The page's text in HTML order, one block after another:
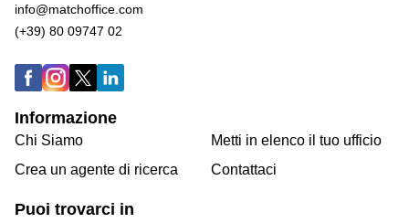
info@matchoffice.com
(+39) 80 09747 02
Informazione
Chi Siamo
Crea un agente di ricerca
Metti in elenco il tuo ufficio
Contattaci
Puoi trovarci in